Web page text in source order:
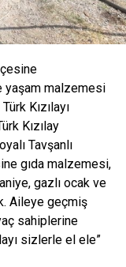
yaşam malzemesi
Kızılayı
Kızılay
Tavşanlı
gıda malzemesi,
gazlı ocak ve
Aileye geçmiş
sahiplerine
sizlerle el ele”